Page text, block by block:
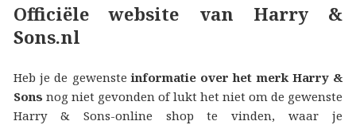
Officiële website van Harry &
Sons.nl
Heb je de gewensteinformatie over het merk Harry &
Sons nog niet gevonden of lukt het niet om de gewenste
Harry & Sons-online shop te vinden, waar je